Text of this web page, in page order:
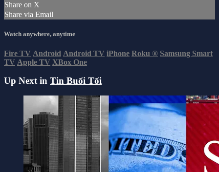
Share on X
Share via Email
Watch anywhere, anytime
Fire TV Android Android TV iPhone Roku ® Samsung Smart
TV Apple TV XBox One
Up Next in Tin Buổi Tối